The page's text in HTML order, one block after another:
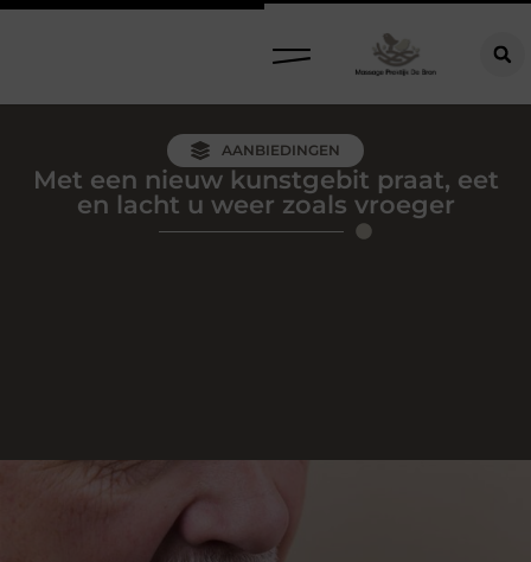
AANBIEDINGEN
Met een nieuw kunstgebit praat, eet
en lacht u weer zoals vroeger